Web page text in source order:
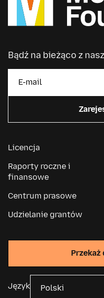
Bądź na bieżąco z
Licencja
Raporty roczne i
finansowe
Centrum prasowe
Udzielanie grantów
Przekaż
Język